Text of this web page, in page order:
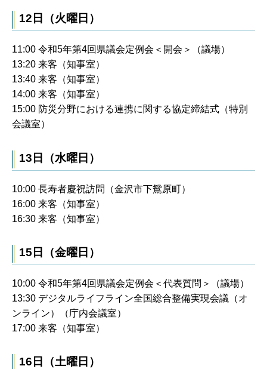
12日（火曜日）
11:00 令和5年第4回県議会定例会＜開会＞（議場）
13:20 来客（知事室）
13:40 来客（知事室）
14:00 来客（知事室）
15:00 防災分野における連携に関する協定締結式（特別
会議室）
13日（水曜日）
10:00 長寿者慶祝訪問（金沢市下鴛原町）
16:00 来客（知事室）
16:30 来客（知事室）
15日（金曜日）
10:00 令和5年第4回県議会定例会＜代表質問＞（議場）
13:30 デジタルライフライン全国総合整備実現会議（オ
ンライン）（庁内会議室）
17:00 来客（知事室）
16日（土曜日）